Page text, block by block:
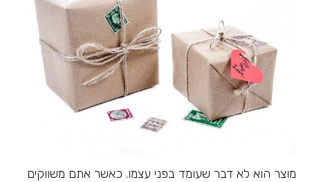
מוצר הוא לא דבר שעומד בפני עצמו. כאשר אתם משווקים